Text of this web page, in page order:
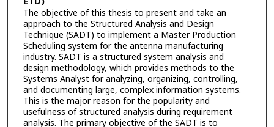
The objective of this thesis to present and take an
approach to the Structured Analysis and Design
Technique (SADT) to implement a Master Production
Scheduling system for the antenna manufacturing
industry. SADT is a structured system analysis and
design methodology, which provides methods to the
Systems Analyst for analyzing, organizing, controlling,
and documenting large, complex information systems.
This is the major reason for the popularity and
usefulness of structured analysis during requirement
analysis. The primary objective of the SADT is to